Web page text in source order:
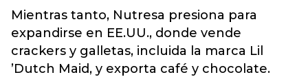
Mientras tanto, Nutresa presiona para
expandirse en EE.UU., donde vende
crackers y galletas, incluida la marca Lil
’Dutch Maid, y exporta café y chocolate.